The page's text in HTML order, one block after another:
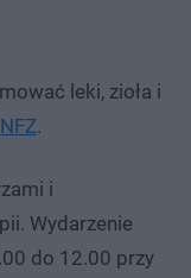
leki, zioła i
.
i
Wydarzenie
do 12.00 przy